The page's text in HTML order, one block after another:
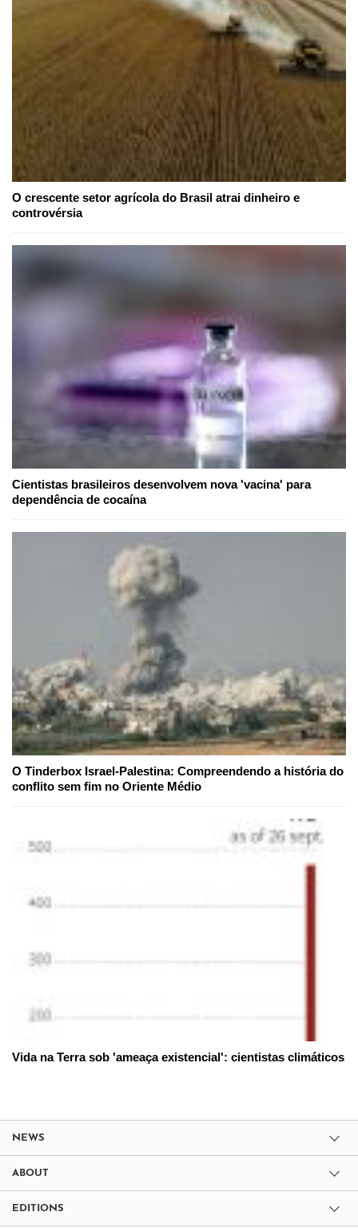
O crescente setor agrícola do Brasil atrai dinheiro e
controvérsia
Cientistas brasileiros desenvolvem nova 'vacina' para
dependência de cocaína
O Tinderbox Israel-Palestina: Compreendendo a história do
conflito sem fim no Oriente Médio
Vida na Terra sob 'ameaça existencial': cientistas climáticos
NEWS
ABOUT
EDITIONS